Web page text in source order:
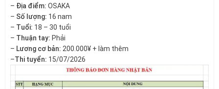
– Địa điểm: OSAKA
– Số lượng: 16 nam
– Tuổi: 18 – 30 tuổi
– Thuận tay: Phải
– Lương cơ bản: 200.000¥ + làm thêm
–Thi tuyển: 15/07/2026